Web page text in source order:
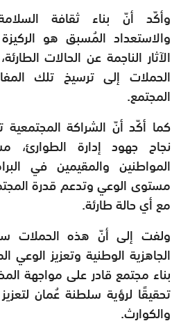
وأكّد أنّ بناء ثقافة
والاستعداد المُسبق هو
الآثار الناجمة عن الحالات
الحملات إلى ترسيخ تلك
المجتمع.
كما أكّد أنّ الشراكة
نجاح جهود إدارة الطوارئ،
المواطنين والمقيمين في
مستوى الوعي وتدعم قدرة
مع أي حالة طارئة.
ولفت إلى أنّ هذه الحملات
الجاهزية الوطنية وتعزيز
بناء مجتمع قادر على مواجهة
تحقيقًا لرؤية سلطنة عُمان
والكوارث.